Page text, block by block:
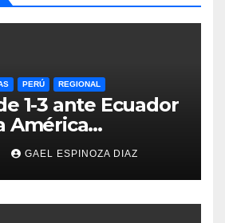
PERÚ REGIONAL
1-3 ante Ecuador
América
lidera el Grupo A
GAEL ESPINOZA DIAZ